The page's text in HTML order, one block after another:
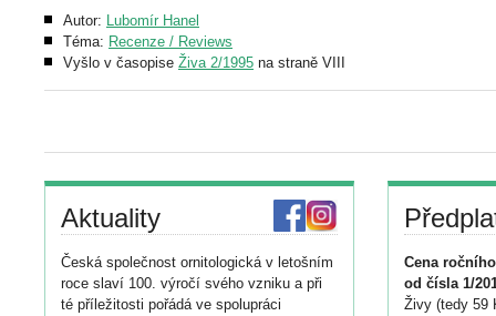
Autor: Lubomír Hanel
Téma: Recenze / Reviews
Vyšlo v časopise Živa 2/1995 na straně VIII
Aktuality
Česká společnost ornitologická v letošním
roce slaví 100. výročí svého vzniku a při
té příležitosti pořádá ve spolupráci
Cena
od čísla 1/
Živy (tedy 59